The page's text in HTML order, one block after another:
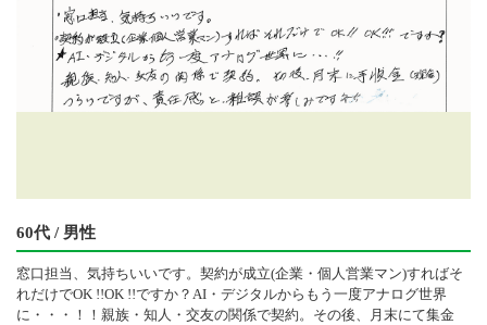
60代 / 男性
窓口担当、気持ちいいです。契約が成立(企業・個人営業マン)すればそ
れだけでOK !!OK !!ですか？AI・デジタルからもう一度アナログ世界
に・・・！！親族・知人・交友の関係で契約。その後、月末にて集金